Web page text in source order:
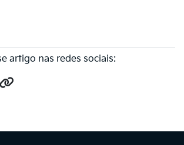
artigo nas redes sociais: